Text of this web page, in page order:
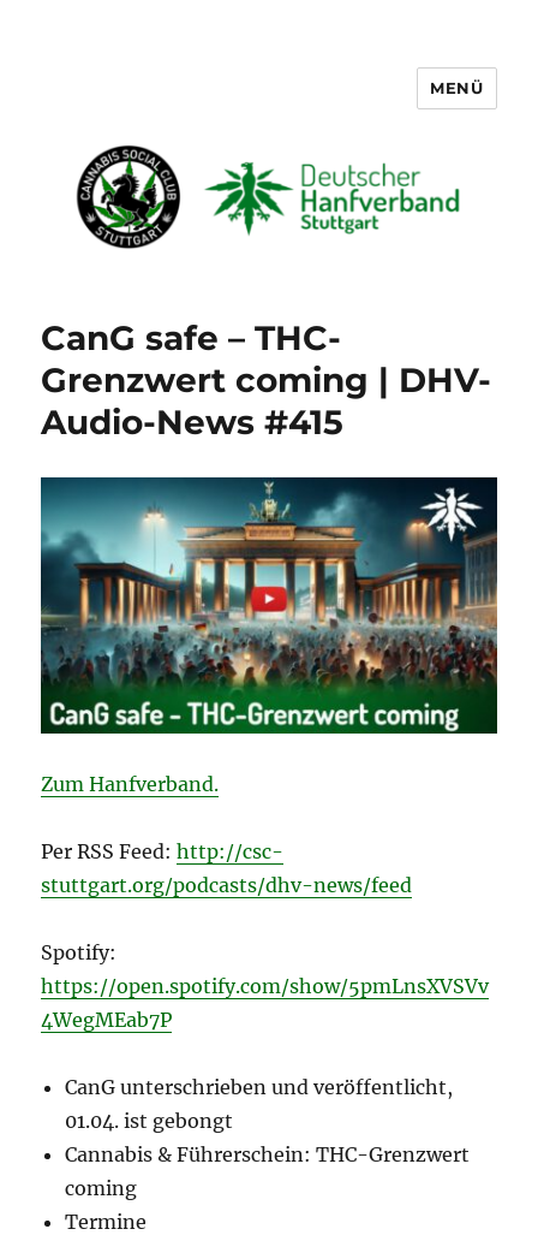
Cannabis Social Club Stuttgart
MENÜ
CanG safe – THC-
Grenzwert coming | DHV-
Audio-News #415
Zum Hanfverband.
Per RSS Feed:http://csc-
stuttgart.org/podcasts/dhv-news/feed
Spotify:
https://open.spotify.com/show/5pmLnsXVSVv
4WegMEab7P
CanG unterschrieben und veröffentlicht,
01.04. ist gebongt
Cannabis & Führerschein: THC-Grenzwert
coming
Termine